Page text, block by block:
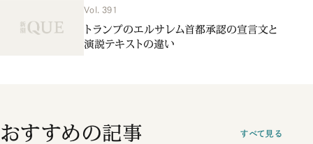
Vol. 391
トランプのエルサレム首都承認の宣言文と
演説テキストの違い
おすすめの記事 すべて見る